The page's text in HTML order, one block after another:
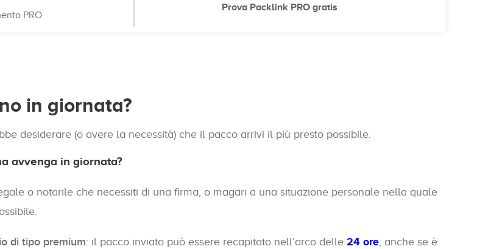
PRO
Prova Packlink PRO gratis
in giornata?
desiderare (o avere la necessità) che il pacco arrivi il più presto possibile.
avvenga in giornata?
o notarile che necessiti di una firma, o magari a una situazione personale nella quale
di tipo premium: il pacco inviato può essere recapitato nell’arco delle 24 ore, anche se è